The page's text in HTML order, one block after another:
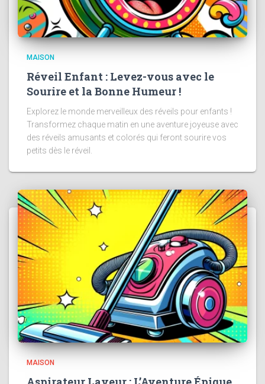
MAISON
Réveil Enfant : Levez-vous avec le
Sourire et la Bonne Humeur !
Explorez le monde merveilleux des réveils pour enfants !
Transformez chaque matin en une aventure joyeuse avec
des réveils amusants et colorés qui feront sourire vos
petits dès le réveil.
MAISON